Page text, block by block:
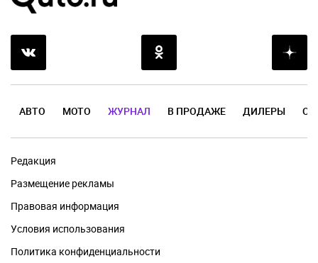
АВТО МОТО ЖУРНАЛ В ПРОДАЖЕ ДИЛЕРЫ
Редакция
Размещение рекламы
Правовая информация
Условия использования
Политика конфиденциальности